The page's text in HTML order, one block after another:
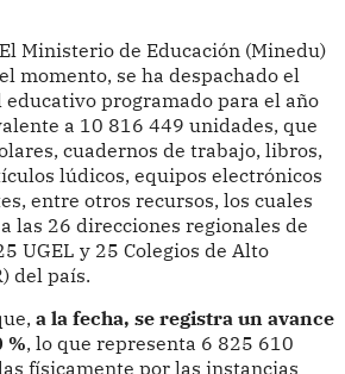
El Ministerio de Educación (Minedu)
momento, se ha despachado el
programado para el año
a 10 816 449 unidades, que
cuadernos de trabajo, libros,
lúdicos, equipos electrónicos
entre otros recursos, los cuales
las 26 direcciones regionales de
UGEL y 25 Colegios de Alto
del país.
a la fecha, se registra un avance
%, lo que representa 6 825 610
físicamente por las instancias